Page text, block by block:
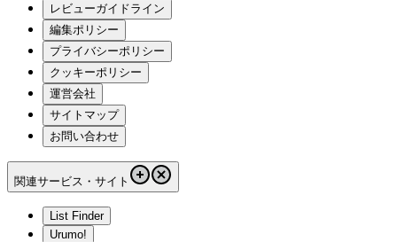
レビューガイドライン
編集ポリシー
プライバシーポリシー
クッキーポリシー
運営会社
サイトマップ
お問い合わせ
関連サービス・サイト
List Finder
Urumo!